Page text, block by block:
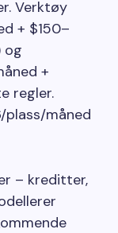
Verktøy
+ $150–
og
+
regler.
plass/måned
– kreditter,